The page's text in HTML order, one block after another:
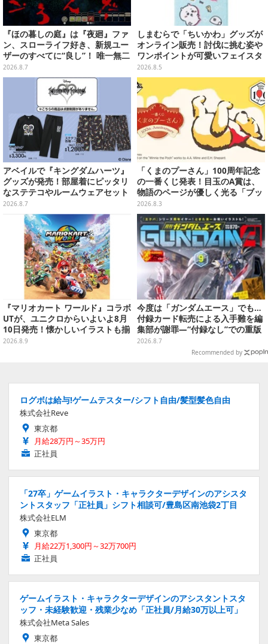
『ほの暮しの庭』は『夜廻』ファ
ン、スローライフ好き、新規ユー
ザーのすべてに“良し”！ 唯一無二
の「不穏生活シム」恐怖も暮らし
もお好み次第【プレイレポ】
2026.8.7
しまむらで「ちいかわ」グッズが
オンライン販売！討伐に挑む姿や
ワンポイントが可愛いフェイスタ
オル、バスマットなど全14種
2026.8.5
アベイルで『キングダムハーツ』
グッズが発売！部屋着にピッタリ
なステテコやルームウェアセット
2026.8.7
「くまのプーさん」100周年記念
の一番くじ発表！目玉のA賞は、
物語のページが優しく光る「ブッ
クシェイプドライト」
2026.8.3
『マリオカート ワールド』コラボ
UTが、ユニクロからいよいよ8月
10日発売！懐かしいイラストも揃
えた全12種類
2026.8.9
今度は「ガンダムエース」でも…
付録カード転売による入手難を編
集部が謝罪―“付録なし”での重版
対応を進行中
2026.8.7
Recommended by
ログボは給与!ゲームテスター/シフト自由/髪型髪色自由
株式会社Reve
東京都
月給28万円～35万円
正社員
「27卒」ゲームイラスト・キャラクターデザインのアシスタ
ントスタッフ「正社員」シフト相談可/豊島区南池袋2丁目
株式会社ELM
東京都
月給22万1,300円～32万700円
正社員
ゲームイラスト・キャラクターデザインのアシスタントスタ
ッフ・未経験歓迎・残業少なめ「正社員/月給30万以上可」
株式会社Meta Sales
東京都